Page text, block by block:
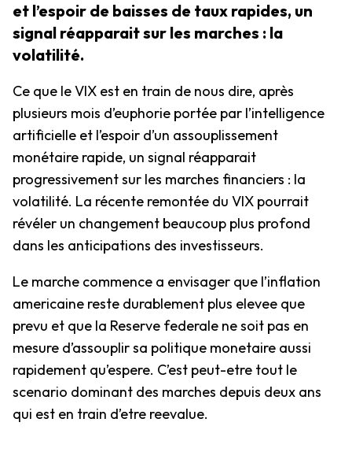
et l’espoir de baisses de taux rapides, un
signal réapparait sur les marches : la
volatilité.
Ce que le VIX est en train de nous dire, après
plusieurs mois d’euphorie portée par l’intelligence
artificielle et l’espoir d’un assouplissement
monétaire rapide, un signal réapparait
progressivement sur les marches financiers : la
volatilité. La récente remontée du VIX pourrait
révéler un changement beaucoup plus profond
dans les anticipations des investisseurs.
Le marche commence a envisager que l’inflation
americaine reste durablement plus elevee que
prevu et que la Reserve federale ne soit pas en
mesure d’assouplir sa politique monetaire aussi
rapidement qu’espere. C’est peut-etre tout le
scenario dominant des marches depuis deux ans
qui est en train d’etre reevalue.